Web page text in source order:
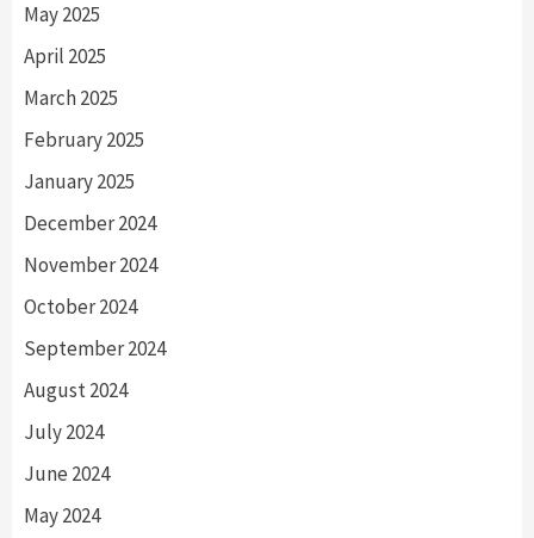
May 2025
April 2025
March 2025
February 2025
January 2025
December 2024
November 2024
October 2024
September 2024
August 2024
July 2024
June 2024
May 2024